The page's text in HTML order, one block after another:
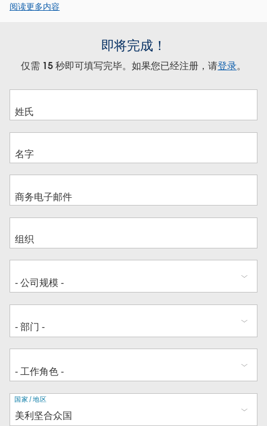
阅读更多内容
即将完成！
仅需 15 秒即可填写完毕。如果您已经注册，请登录。
地
址
国家/地区